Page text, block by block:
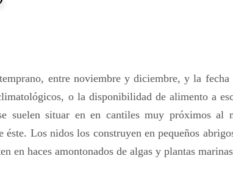
entre noviembre y diciembre, y la fecha
o la disponibilidad de alimento a
suelen situar en en cantiles muy próximos al
Los nidos los construyen en pequeños
en haces amontonados de algas y plantas